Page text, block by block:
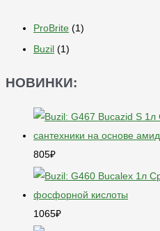
ProBrite (1)
Buzil (1)
НОВИНКИ:
805₽
1065₽